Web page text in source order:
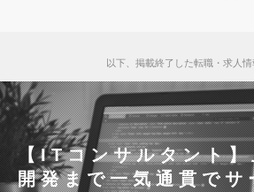
以下、掲載終了した転職・求人情
【ITコンサルタント
開発まで一気通貫でサ